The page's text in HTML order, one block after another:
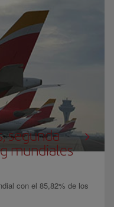
segunda
mundiales
con el 85,82% de los